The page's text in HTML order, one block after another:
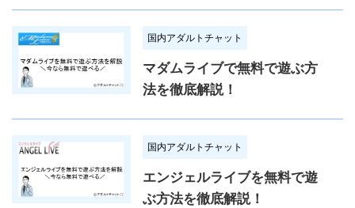
国内アダルトチャット
マダムライブで無料で遊ぶ方
法を徹底解説！
国内アダルトチャット
エンジェルライブを無料で遊
ぶ方法を徹底解説！